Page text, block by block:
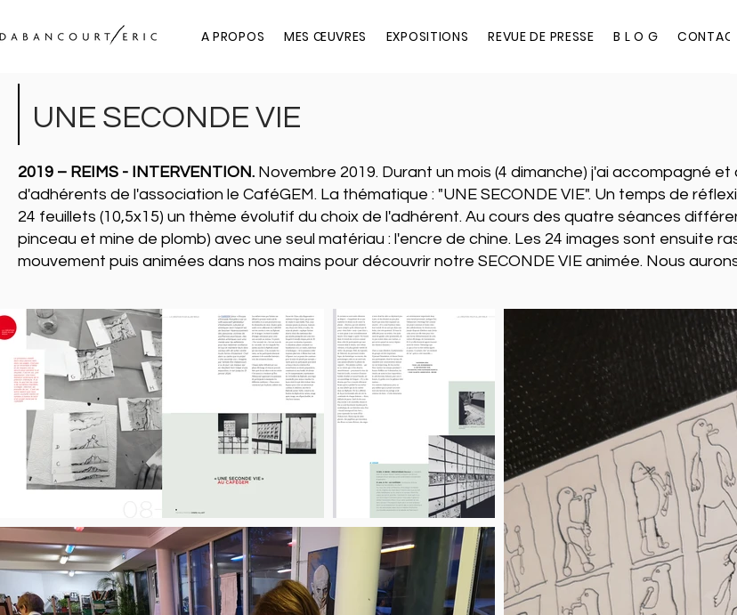
A PROPOS MES ŒUVRES EXPOSITIONS REVUE DE PRESSE B L O G CONTACT
2019 – REIMS - INTERVENTION. Novembre 2019. Durant un mois (4 dimanche) j'ai accompagné et
d'adhérents de l'association le CaféGEM. La thématique : "UNE SECONDE VIE". Un temps de
24 feuillets (10,5x15) un thème évolutif du choix de l'adhérent. Au cours des quatre séances
pinceau et mine de plomb) avec une seul matériau : l'encre de chine. Les 24 images sont ensuite
mouvement puis animées dans nos mains pour découvrir notre SECONDE VIE animée. Nous
UNE SECONDE VIE